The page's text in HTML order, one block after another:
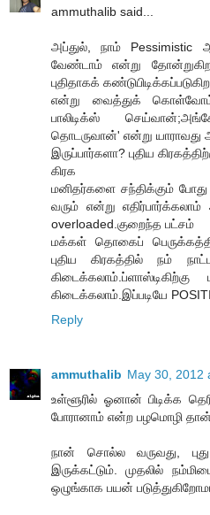
ammuthalib said...
அப்துல், நாம்
வேண்டாம் என்று
புதிதாகக்
என்று வைத்துக்
பாலிடிக்ஸ்
தொடருவான்' என்று யாராவது
இருப்பார்களா? புதிய
கிரக
மனிதர்களை சந்திக்கும்
வரும் என்று
overloaded.குறைந்த பட்சம்
மக்கள் தொகைப்
புதிய கிரகத்தில் நம்
கிடைக்கலாம்.இப்படியே
Reply
ammuthalib May 30, 2012
உள்ளூரில் ஓனான் பிடிக்க
போரானாம் என்ற பழமொழி தான்
நான் சொல்ல வருவது, புது
இருக்கட்டும். முதலில்
ஒழுங்காக பயன்